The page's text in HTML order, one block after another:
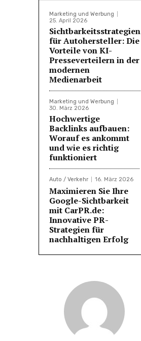
Marketing und Werbung
25. April 2026
Sichtbarkeitsstrategien
für Autohersteller: Die
Vorteile von KI-
Presseverteilern in der
modernen
Medienarbeit
Marketing und Werbung
30. März 2026
Hochwertige
Backlinks aufbauen:
Worauf es ankommt
und wie es richtig
funktioniert
Auto / Verkehr 16. März 2026
Maximieren Sie Ihre
Google-Sichtbarkeit
mit CarPR.de:
Innovative PR-
Strategien für
nachhaltigen Erfolg